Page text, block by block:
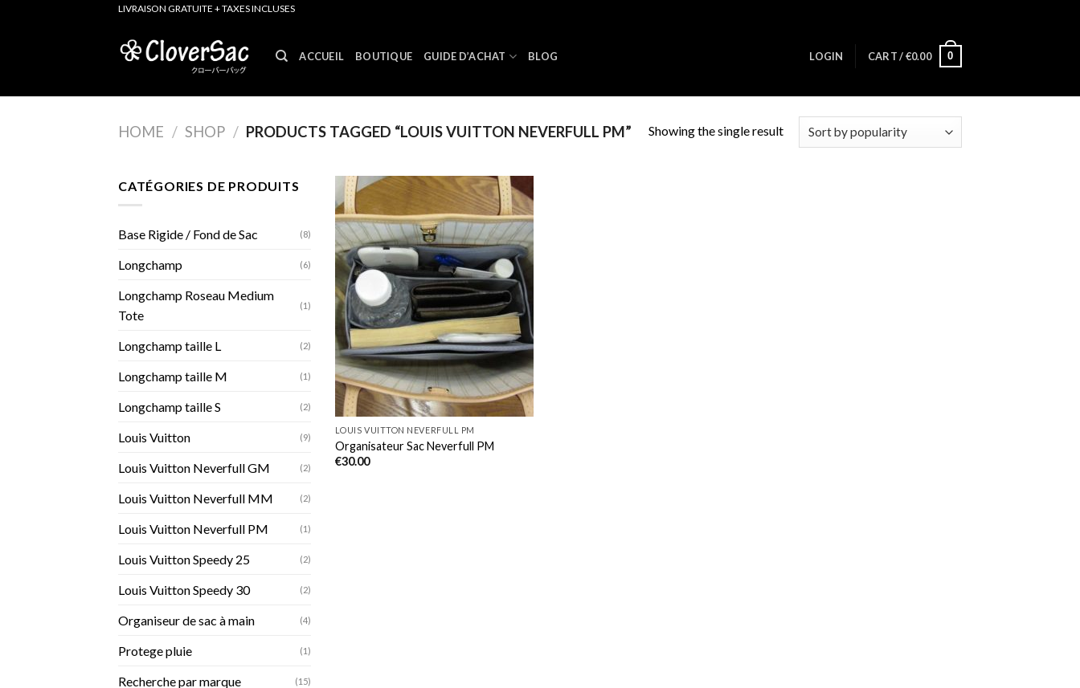
LIVRAISON GRATUITE + TAXES INCLUSES
ACCUEIL BOUTIQUE GUIDE D’ACHAT BLOG LOGIN CART /€0.00 0
HOME / SHOP / PRODUCTS TAGGED “LOUIS VUITTON NEVERFULL PM” Showing the single result
CATÉGORIES DE PRODUITS
Base Rigide / Fond de Sac (8)
Longchamp (6)
Longchamp Roseau Medium
Tote
(1)
Longchamp taille L (2)
Longchamp taille M (1)
Longchamp taille S (2)
Louis Vuitton (9)
Louis Vuitton Neverfull GM (2)
Louis Vuitton Neverfull MM (2)
Louis Vuitton Neverfull PM (1)
Louis Vuitton Speedy 25 (2)
Louis Vuitton Speedy 30 (2)
Organiseur de sac à main (4)
Protege pluie (1)
Recherche par marque (15)
LOUIS VUITTON NEVERFULL PM
Organisateur Sac Neverfull PM
€30.00